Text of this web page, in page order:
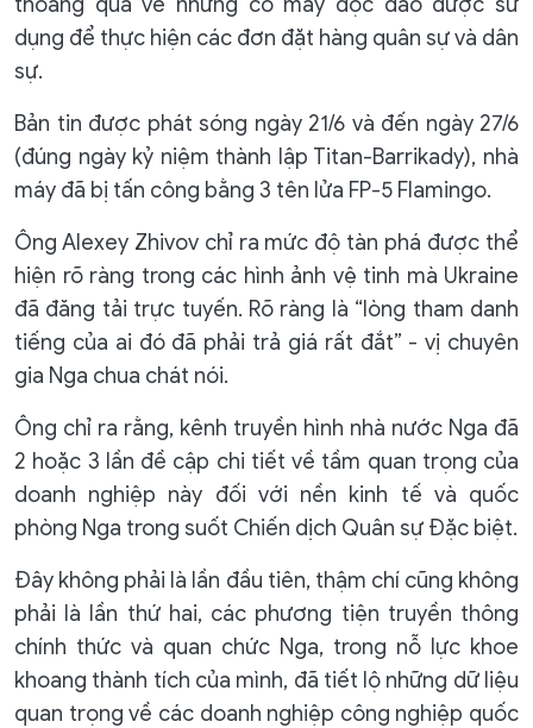
dụng để thực hiện các đơn đặt hàng quân sự và dân
sự.
Bản tin được phát sóng ngày 21/6 và đến ngày 27/6
(đúng ngày kỷ niệm thành lập Titan-Barrikady), nhà
máy đã bị tấn công bằng 3 tên lửa FP-5 Flamingo.
Ông Alexey Zhivov chỉ ra mức độ tàn phá được thể
hiện rõ ràng trong các hình ảnh vệ tinh mà Ukraine
đã đăng tải trực tuyến. Rõ ràng là “lòng tham danh
tiếng của ai đó đã phải trả giá rất đắt” - vị chuyên
gia Nga chua chát nói.
Ông chỉ ra rằng, kênh truyền hình nhà nước Nga đã
2 hoặc 3 lần đề cập chi tiết về tầm quan trọng của
doanh nghiệp này đối với nền kinh tế và quốc
phòng Nga trong suốt Chiến dịch Quân sự Đặc biệt.
Đây không phải là lần đầu tiên, thậm chí cũng không
phải là lần thứ hai, các phương tiện truyền thông
chính thức và quan chức Nga, trong nỗ lực khoe
khoang thành tích của mình, đã tiết lộ những dữ liệu
quan trọng về các doanh nghiệp công nghiệp quốc